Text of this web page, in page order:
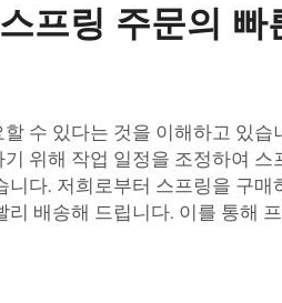
프링 주문의 빠
수 있다는 것을 이해하고 있습
위해 작업 일정을 조정하여 스
다. 저희로부터 스프링을 구매
배송해 드립니다. 이를 통해